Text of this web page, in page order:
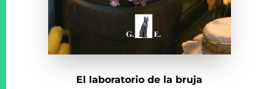
El laboratorio de la bruja